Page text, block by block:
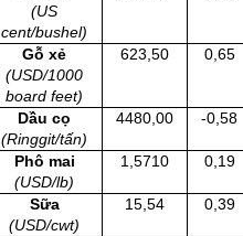
(US
cent/bushel)
Gỗ xẻ
(USD/1000
board feet)
623,50 0,65
Dầu cọ
(Ringgit/tấn)
4480,00 -0,58
Phô mai
(USD/lb)
1,5710 0,19
Sữa
(USD/cwt)
15,54 0,39